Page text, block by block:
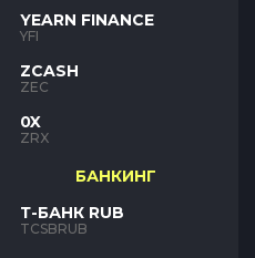
YEARN FINANCE
YFI
ZCASH
ZEC
0X
ZRX
БАНКИНГ
Т-БАНК RUB
TCSBRUB